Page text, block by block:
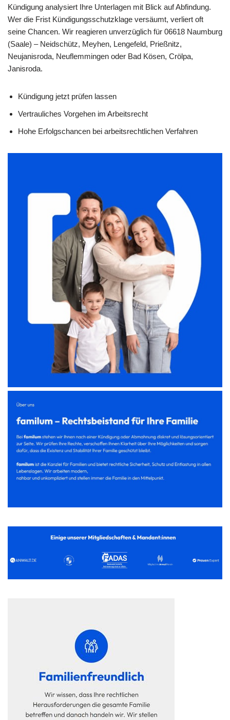
Kündigung analysiert Ihre Unterlagen mit Blick auf Abfindung.
Wer die Frist Kündigungsschutzklage versäumt, verliert oft
seine Chancen. Wir reagieren unverzüglich für 06618 Naumburg
(Saale) – Neidschütz, Meyhen, Lengefeld, Prießnitz,
Neujanisroda, Neuflemmingen oder Bad Kösen, Crölpa,
Janisroda.
Kündigung jetzt prüfen lassen
Vertrauliches Vorgehen im Arbeitsrecht
Hohe Erfolgschancen bei arbeitsrechtlichen Verfahren